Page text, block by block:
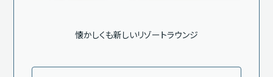
懐かしくも新しいリゾートラウンジ